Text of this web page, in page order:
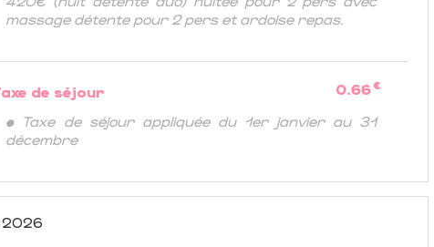
massage détente pour 2 pers et ardoise repas.
de séjour 0.66 €
• Taxe de séjour appliquée du 1er janvier au 31
décembre
2026